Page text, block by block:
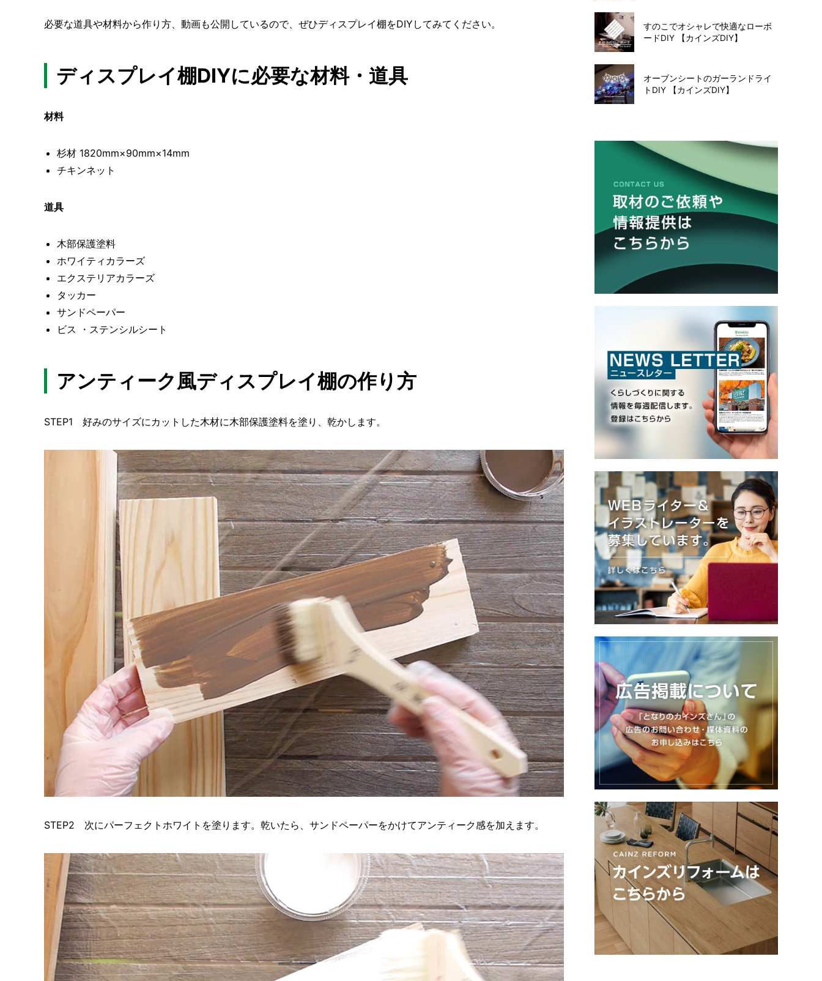
必要な道具や材料から作り方、動画も公開しているので、ぜひディスプレイ棚をDIYしてみてください。
ディスプレイ棚DIYに必要な材料・道具
材料
杉材 1820mm×90mm×14mm
チキンネット
道具
木部保護塗料
ホワイティカラーズ
エクステリアカラーズ
タッカー
サンドペーパー
ビス ・ステンシルシート
アンティーク風ディスプレイ棚の作り方
STEP1 好みのサイズにカットした木材に木部保護塗料を塗り、乾かします。
STEP2 次にパーフェクトホワイトを塗ります。乾いたら、サンドペーパーをかけてアンティーク感を加えます。
すのこでオシャレで快適なローボ
ードDIY 【カインズDIY】
オーブンシートのガーランドライ
トDIY 【カインズDIY】